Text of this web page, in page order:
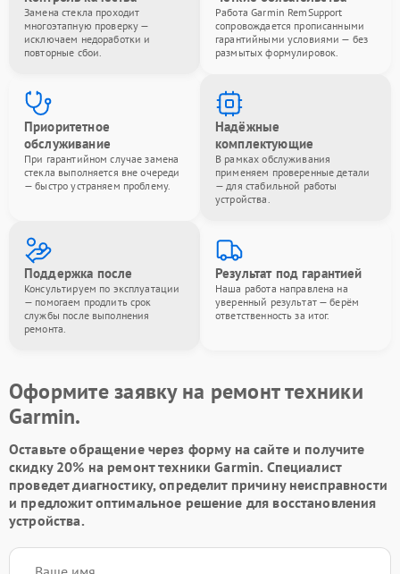
Замена стекла проходит
многоэтапную проверку —
исключаем недоработки и
повторные сбои.
Работа Garmin RemSupport
сопровождается прописанными
гарантийными условиями — без
размытых формулировок.
Приоритетное
обслуживание
При гарантийном случае замена
стекла выполняется вне очереди
— быстро устраняем проблему.
Надёжные
комплектующие
В рамках обслуживания
применяем проверенные детали
— для стабильной работы
устройства.
Поддержка после
Консультируем по эксплуатации
— помогаем продлить срок
службы после выполнения
ремонта.
Результат под гарантией
Наша работа направлена на
уверенный результат — берём
ответственность за итог.
Оформите заявку на ремонт техники
Garmin.
Оставьте обращение через форму на сайте и получите
скидку 20% на ремонт техники Garmin. Специалист
проведет диагностику, определит причину неисправности
и предложит оптимальное решение для восстановления
устройства.